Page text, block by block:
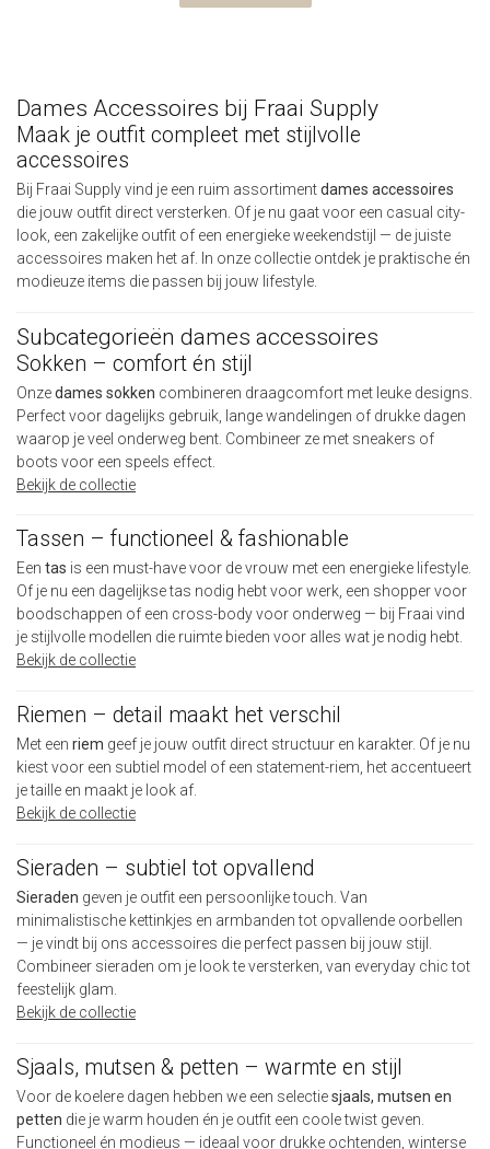
Dames Accessoires bij Fraai Supply
Maak je outfit compleet met stijlvolle
accessoires
Bij Fraai Supply vind je een ruim assortimentdames accessoires
die jouw outfit direct versterken. Of je nu gaat voor een casual city-
look, een zakelijke outfit of een energieke weekendstijl — de juiste
accessoires maken het af. In onze collectie ontdek je praktische én
modieuze items die passen bij jouw lifestyle.
Subcategorieën dames accessoires
Sokken – comfort én stijl
Onzedames sokken combineren draagcomfort met leuke designs.
Perfect voor dagelijks gebruik, lange wandelingen of drukke dagen
waarop je veel onderweg bent. Combineer ze met sneakers of
boots voor een speels effect.
Bekijk de collectie
Tassen – functioneel & fashionable
Een tas is een must-have voor de vrouw met een energieke lifestyle.
Of je nu een dagelijkse tas nodig hebt voor werk, een shopper voor
boodschappen of een cross-body voor onderweg — bij Fraai vind
je stijlvolle modellen die ruimte bieden voor alles wat je nodig hebt.
Bekijk de collectie
Riemen – detail maakt het verschil
Met een riem geef je jouw outfit direct structuur en karakter. Of je nu
kiest voor een subtiel model of een statement-riem, het accentueert
je taille en maakt je look af.
Bekijk de collectie
Sieraden – subtiel tot opvallend
Sieraden geven je outfit een persoonlijke touch. Van
minimalistische kettinkjes en armbanden tot opvallende oorbellen
— je vindt bij ons accessoires die perfect passen bij jouw stijl.
Combineer sieraden om je look te versterken, van everyday chic tot
feestelijk glam.
Bekijk de collectie
Sjaals, mutsen & petten – warmte en stijl
Voor de koelere dagen hebben we een selectiesjaals, mutsen en
petten die je warm houden én je outfit een coole twist geven.
Functioneel én modieus — ideaal voor drukke ochtenden, winterse